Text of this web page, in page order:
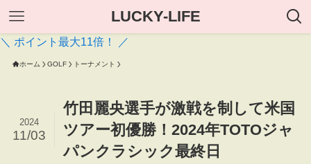
LUCKY-LIFE
＼ ポイント最大11倍！ ／
ホーム GOLF トーナメント
竹田麗央選手が激戦を制して米国
ツアー初優勝！2024年TOTOジャ
パンクラシック最終日
2024
11/03